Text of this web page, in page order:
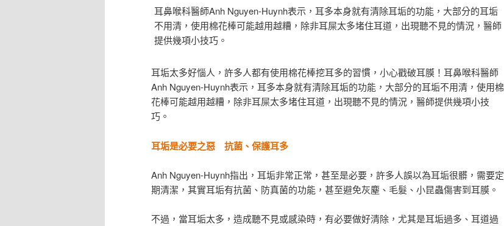
耳鼻喉科醫師Anh Nguyen-Huynh表示，耳多本身就有清除耳垢的功能，大部分的耳垢
不用清，使用棉花棒可能越用越糟，除非耳屎太多堵住耳道，出現聽不見的情況，醫師
提供幾項小技巧。
耳垢太多好惱人，許多人都有使用棉花棒挖耳多的習慣，小心戳破耳膜！耳鼻喉科醫師
Anh Nguyen-Huynh表示，耳多本身就有清除耳垢的功能，大部分的耳垢不用清，使用棉
花棒可能越用越糟，除非耳屎太多堵住耳道，出現聽不見的情況，醫師提供幾項小技
巧。
耳垢是必要之惡 抗菌、保護耳多
Anh Nguyen-Huynh指出，耳垢非常正常，甚至是必要，許多人誤以為耳垢很髒，需要定
期清潔，其實耳垢有抗菌、防真菌的功能，甚至避免灰塵、毛髮、小昆蟲傷害到耳膜。
不過，當耳垢太多，造成聽不見或感染時，有必要做好清除，尤其是耳垢過多、耳道過